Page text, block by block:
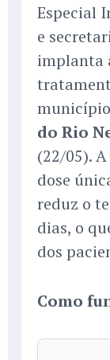
Especial
e
implanta
do Rio
(22/05).
dose
reduz o
dias, o
dos
Como